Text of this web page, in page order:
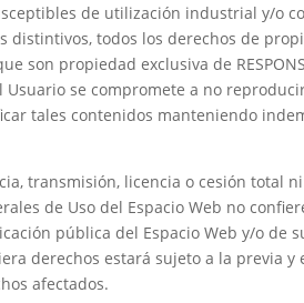
de utilización industrial y/o
distintivos, todos los derechos de
son propiedad exclusiva de
se compromete a no
tales contenidos manteniendo
transmisión, licencia o cesión total
de Uso del Espacio Web no
pública del Espacio Web y/o de
derechos estará sujeto a la previa
afectados.